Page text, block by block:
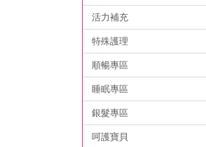
活力補充
特殊護理
順暢專區
睡眠專區
銀髮專區
呵護寶貝